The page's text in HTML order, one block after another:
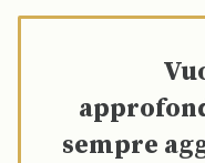
sempre